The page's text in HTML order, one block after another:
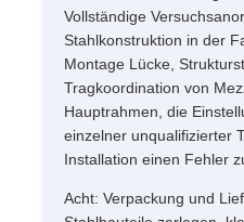
Vollständige
Stahlkonstruktion in der
Montage Lücke,
Tragkoordination von
Hauptrahmen, die
einzelner unqualifizierter
Installation einen Fehler
Acht: Verpackung und